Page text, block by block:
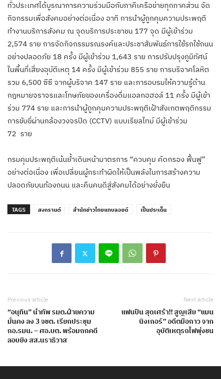
ทั่วประเทศได้บูรณาการความร่วมมือกับภาคีเครือข่ายทุกภาคส่วน จัด
กิจกรรมเพื่อสังคมอย่างต่อเนื่อง อาทิ การนำผู้ถูกคุมความประพฤติ
ทำงานบริการสังคม ณ จุดบริการประชาชน 177 จุด มีผู้เข้าร่วม
2,574 ราย การจัดกิจกรรมรณรงค์และประชาสัมพันธ์การใช้รถใช้ถนน
อย่างปลอดภัย 18 ครั้ง มีผู้เข้าร่วม 1,643 ราย การปรับปรุงภูมิทัศน์
ในพื้นที่เสี่ยงอุบัติเหตุ 14 ครั้ง มีผู้เข้าร่วม 855 ราย การบริจาคโลหิต
รวม 6,500 ซีซี จากผู้บริจาค 147 ราย และการอบรมให้ความรู้ด้าน
กฎหมายจราจรและโทษภัยของเครื่องดื่มแอลกอฮอล์ 11 ครั้ง มีผู้เข้า
ร่วม 774 ราย และการนำผู้ถูกคุมความประพฤติเฝ้าสังเกตพฤติกรรม
การขับขี่ผ่านกล้องวงจรปิด (CCTV) แบบเรียลไทม์ มีผู้เข้าร่วม
72 ราย
กรมคุมประพฤติเน้นย้ำเดินหน้ามาตรการ “ควบคุม คัดกรอง ฟื้นฟู”
อย่างต่อเนื่อง เพื่อเปลี่ยนผู้กระทำผิดให้เป็นพลังในการสร้างความ
ปลอดภัยบนท้องถนน และคืนคนดีสู่สังคมได้อย่างยั่งยืน
TAGS สงกรานต์ สำนักข่าวไทยแทบลอยด์ เป็นประเด็น
Previous article
“อนุทิน” นำทัพ รมต.ฝ่ายความ
มั่นคง ลง 3 จชต. เรียกประชุม
กอ.รมน. – ศอ.บต. พร้อมถกคดี
ลอบยิง สส.นราธิวาส
Next article
แฟนปืน สุดเศร้า!! สูญเสีย “แมน
นิงเกอร์” อดีตมือกาว จาก
อุบัติเหตุรถไฟพุ่งชน